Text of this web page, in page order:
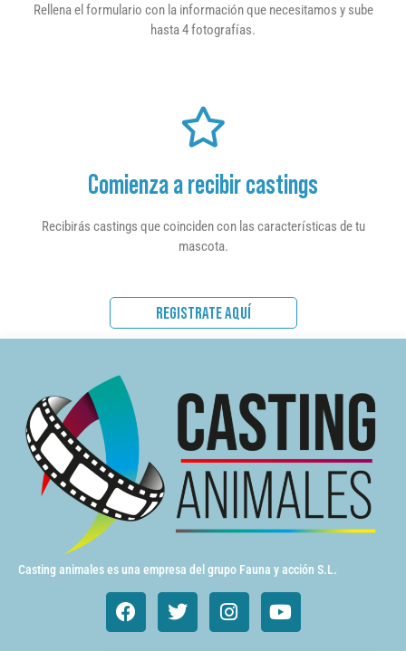
Rellena el formulario con la información que necesitamos y sube
hasta 4 fotografías.
Comienza a recibir castings
Recibirás castings que coinciden con las características de tu
mascota.
REGISTRATE AQUÍ
Casting animales es una empresa del grupo Fauna y acción S.L.